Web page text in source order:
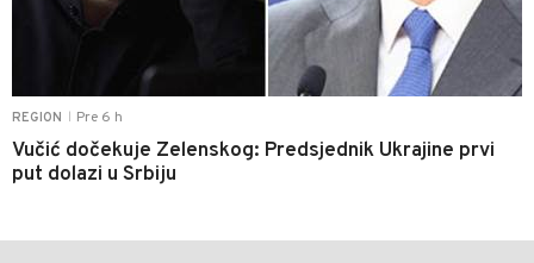
REGION Pre 6 h
Vučić dočekuje Zelenskog: Predsjednik Ukrajine prvi
put dolazi u Srbiju